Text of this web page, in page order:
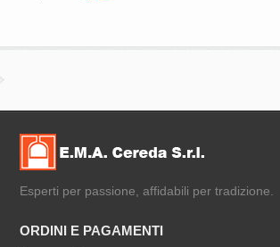
Esperti per passione, affidabili per tradizione.
ORDINI E PAGAMENTI